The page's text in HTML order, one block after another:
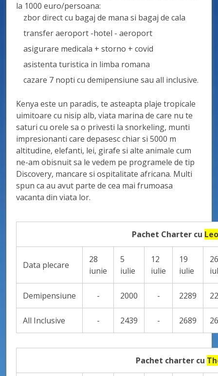
la 1000 euro/persoana:
zbor direct cu bagaj de mana si bagaj de cala
transfer aeroport -hotel - aeroport
asigurare medicala + storno + covid
asistenta turistica in limba romana
cazare 7 nopti cu demipensiune sau all inclusive.
Kenya este un paradis, te asteapta plaje tropicale
uimitoare cu nisip alb, viata marina de care nu te
saturi cu orele sa o privesti la snorkeling, munti
impresionanti care depasesc chiar si 5000 m
altitudine, elefanti, lei, girafe si alte animale cum
ne-am obisnuit sa le vedem pe programele de tip
Discovery, mancare si ospitalitate africana. Multi
spun ca au avut parte de cea mai frumoasa
vacanta din viata lor.
Pachet Charter cu
Data plecare
28
iunie
5
iulie
12
iulie
19
iulie
Demipensiune - 2000 - 2289
All Inclusive - 2439 - 2689
Pachet charter cu